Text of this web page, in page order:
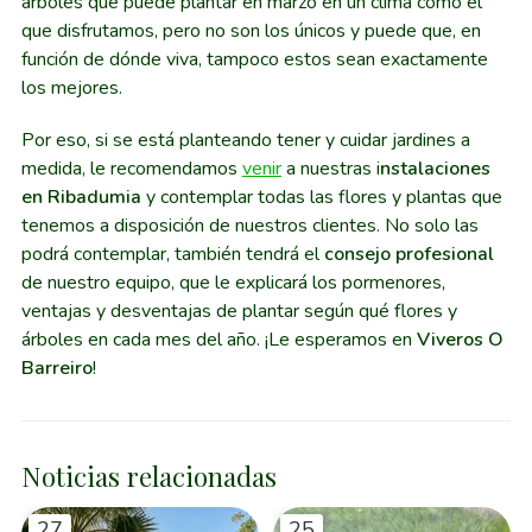
que disfrutamos, pero no son los únicos y puede que, en
función de dónde viva, tampoco estos sean exactamente
los mejores.
Por eso, si se está planteando tener y cuidar jardines a
medida, le recomendamos venira nuestras instalaciones
en Ribadumia y contemplar todas las flores y plantas que
tenemos a disposición de nuestros clientes. No solo las
podrá contemplar, también tendrá elconsejo profesional
de nuestro equipo, que le explicará los pormenores,
ventajas y desventajas de plantar según qué flores y
árboles en cada mes del año. ¡Le esperamos en Viveros O
Barreiro!
Noticias relacionadas